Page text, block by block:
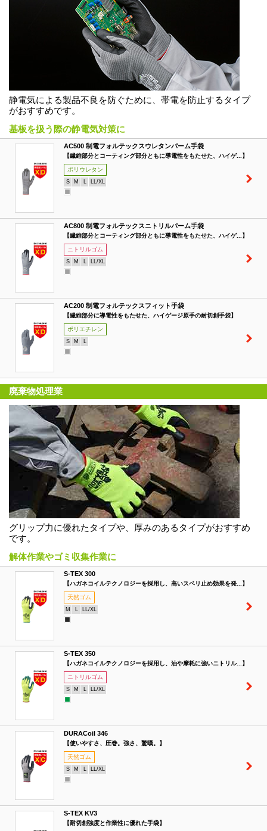
静電気による製品不良を防ぐために、帯電を防止するタイプ
がおすすめです。
基板を扱う際の静電気対策に
AC500 制電フォルテックスウレタンパーム手袋
【繊維部分とコーティング部分ともに導電性をもたせた、ハイゲ...】
ポリウレタン
S M LL/XL
AC800 制電フォルテックスニトリルパーム手袋
【繊維部分とコーティング部分ともに導電性をもたせた、ハイゲ...】
ニトリルゴム
S M LL/XL
AC200 制電フォルテックスフィット手袋
【繊維部分に導電性をもたせた、ハイゲージ原手の耐切創手袋】
ポリエチレン
S M
廃棄物処理業
グリップ力に優れたタイプや、厚みのあるタイプがおすすめ
です。
解体作業やゴミ収集作業に
S-TEX 300
【ハガネコイルテクノロジーを採用し、高いスベリ止め効果を発...】
天然ゴム
M LL/XL
S-TEX 350
【ハガネコイルテクノロジーを採用し、油や摩耗に強いニトリル...】
ニトリルゴム
S M LL/XL
DURACoil 346
【使いやすさ、圧巻。強さ、驚嘆。】
天然ゴム
S M LL/XL
S-TEX KV3
【耐切創強度と作業性に優れた手袋】